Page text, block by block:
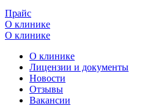
Прайс
О клинике
О клинике
О клинике
Лицензии и документы
Новости
Отзывы
Вакансии